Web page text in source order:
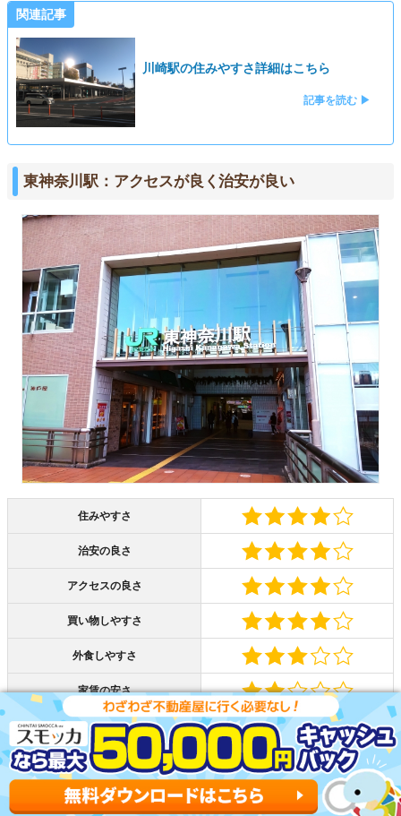
関連記事
川崎駅の住みやすさ詳細はこちら
記事を読む ▶
東神奈川駅：アクセスが良く治安が良い
住みやすさ
治安の良さ
アクセスの良さ
買い物しやすさ
外食しやすさ
家賃の安さ
東神奈川駅は、横浜・品川・東京・上野まで乗り換えなし
で移動できます。京急仲木戸駅までは東神奈川駅と歩道橋
で繋がっていて、京急本線も利用できます。